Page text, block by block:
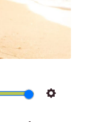
Settings